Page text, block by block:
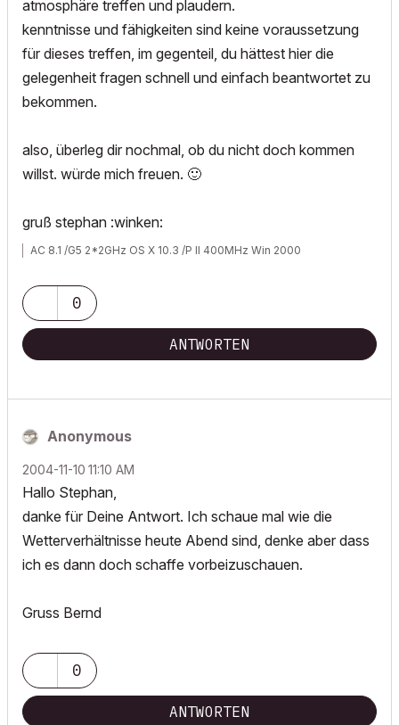
atmosphäre treffen und plaudern.
kenntnisse und fähigkeiten sind keine voraussetzung
für dieses treffen, im gegenteil, du hättest hier die
gelegenheit fragen schnell und einfach beantwortet zu
bekommen.
also, überleg dir nochmal, ob du nicht doch kommen
willst. würde mich freuen. 🙂
gruß stephan :winken:
AC 8.1 /G5 2*2GHz OS X 10.3 /P II 400MHz Win 2000
0
ANTWORTEN
Anonymous
‎2004-11-10 11:10 AM
Hallo Stephan,
danke für Deine Antwort. Ich schaue mal wie die
Wetterverhältnisse heute Abend sind, denke aber dass
ich es dann doch schaffe vorbeizuschauen.
Gruss Bernd
0
ANTWORTEN